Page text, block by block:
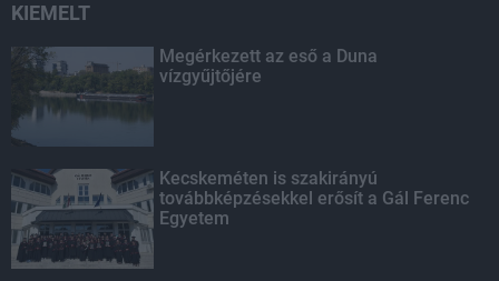
KIEMELT
Megérkezett az eső a Duna
vízgyűjtőjére
Kecskeméten is szakirányú
továbbképzésekkel erősít a Gál Ferenc
Egyetem